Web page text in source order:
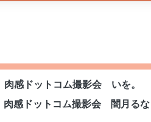
肉感ドットコム撮影会 いを。
肉感ドットコム撮影会 闇月るな